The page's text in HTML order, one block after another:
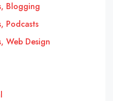
Blogging
Podcasts
Web Design